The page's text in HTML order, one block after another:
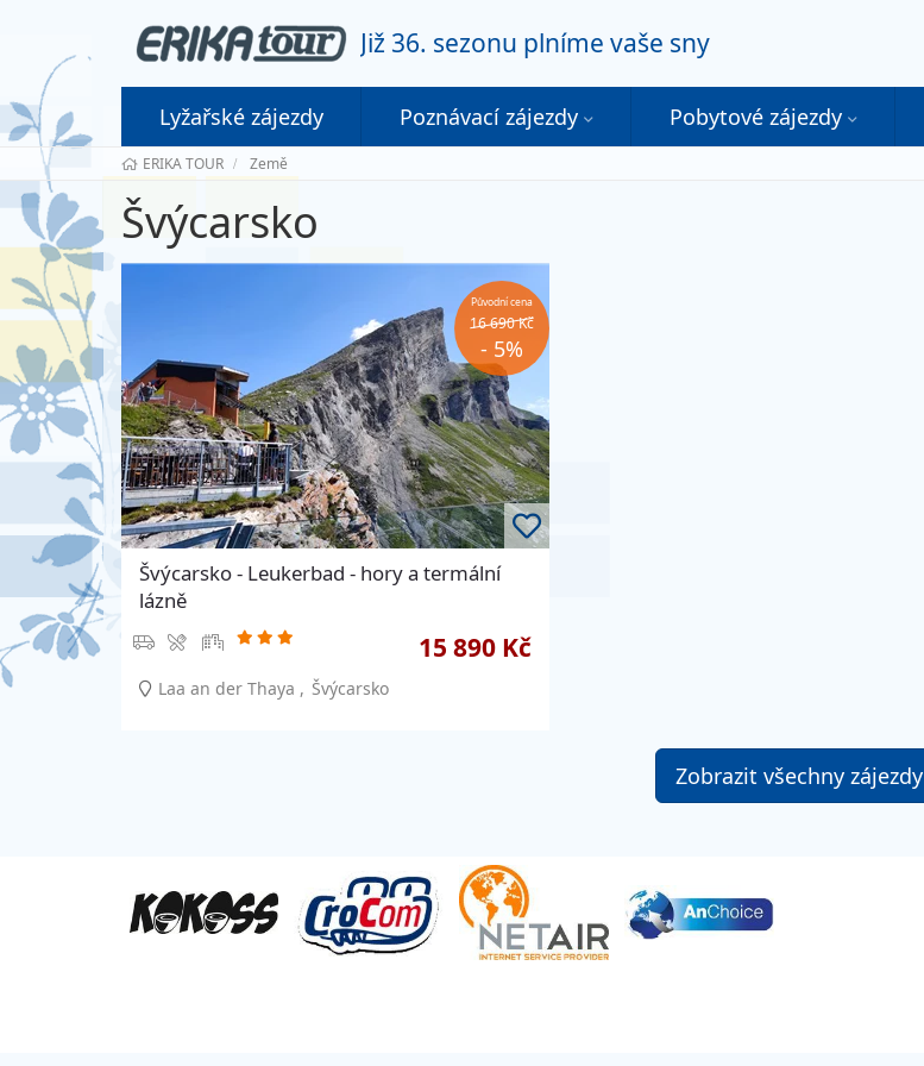
Již 36. sezonu plníme vaše sny
Lyžařské zájezdy Poznávací zájezdy Pobytové zájezdy
ERIKA TOUR Země
Švýcarsko
Původní cena
16 690 Kč
- 5%
Švýcarsko - Leukerbad - hory a termální
lázně
15 890 Kč
Laa an der Thaya Švýcarsko
Zobrazit všechny zájezdy